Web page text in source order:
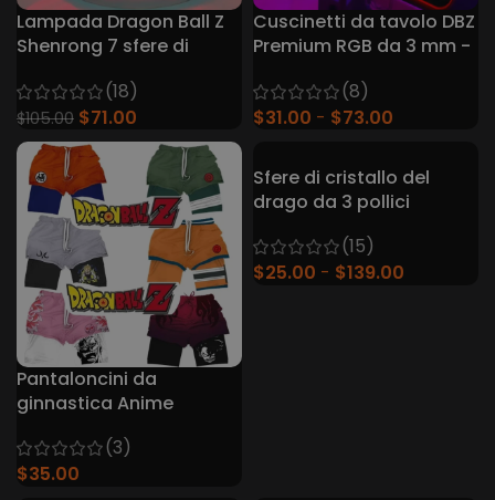
Lampada Dragon Ball Z
Shenrong 7 sfere di
(18)
$105.00 $71.00
Cuscinetti da tavolo DBZ
Premium RGB da 3 mm -
(8)
$31.00 $73.00
Pantaloncini da
ginnastica Anime
(3)
$35.00
Sfere di cristallo del
drago da 3 pollici
(15)
$25.00 $139.00